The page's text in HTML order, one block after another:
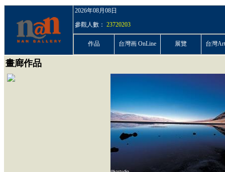
2026年08月08日
參觀人數： 23720203
作品 台灣画 OnLine 展覽 台灣
畫廊作品